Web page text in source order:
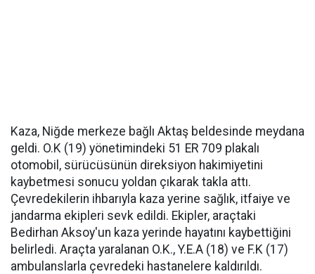
Kaza, Niğde merkeze bağlı Aktaş beldesinde meydana
geldi. O.K (19) yönetimindeki 51 ER 709 plakalı
otomobil, sürücüsünün direksiyon hakimiyetini
kaybetmesi sonucu yoldan çıkarak takla attı.
Çevredekilerin ihbarıyla kaza yerine sağlık, itfaiye ve
jandarma ekipleri sevk edildi. Ekipler, araçtaki
Bedirhan Aksoy'un kaza yerinde hayatını kaybettiğini
belirledi. Araçta yaralanan O.K., Y.E.A (18) ve F.K (17)
ambulanslarla çevredeki hastanelere kaldırıldı.